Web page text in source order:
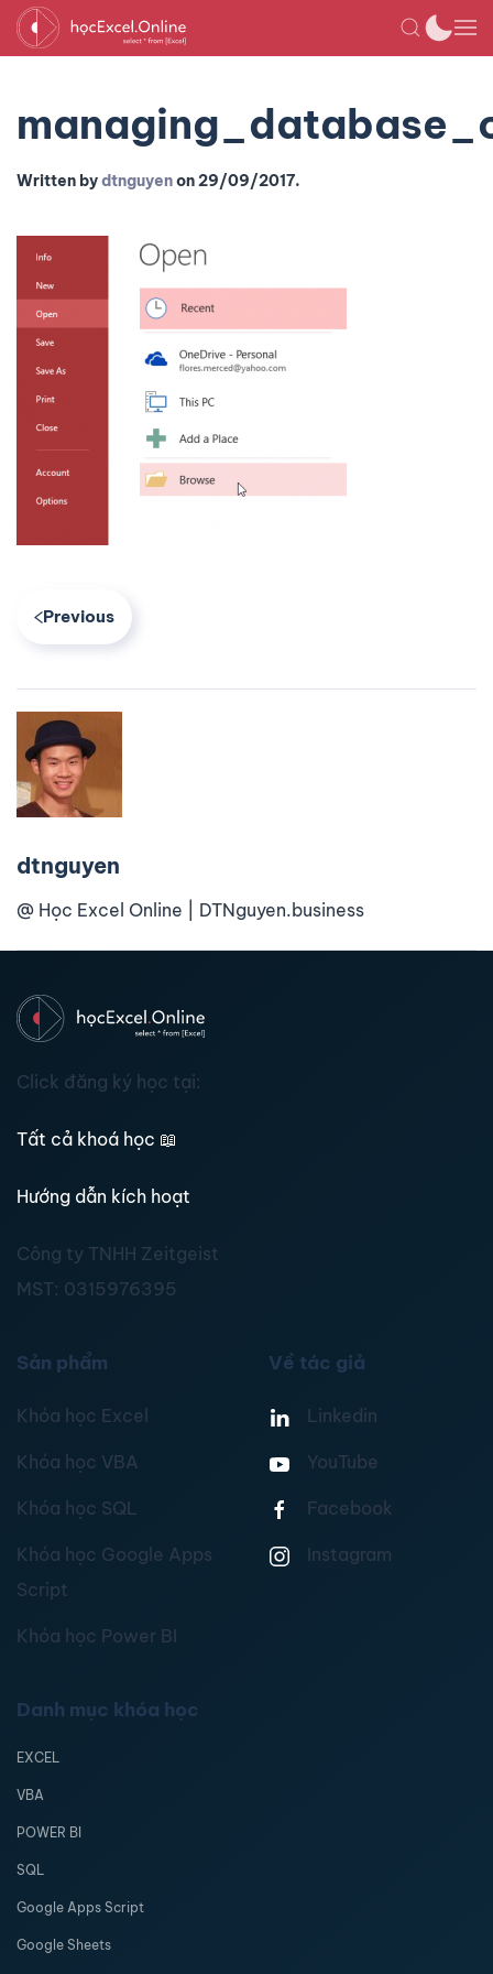
Written bydtnguyenon29/09/2017.
Previous
dtnguyen
@ Học Excel Online | DTNguyen.business
Click đăng ký học tại:
Tất cả khoá học 📖
Hướng dẫn kích hoạt
Công ty TNHH Zeitgeist
MST: 0315976395
Sản phẩm
Khóa học Excel
Khóa học VBA
Khóa học SQL
Khóa học Google Apps
Script
Khóa học Power BI
Về tác giả
Linkedin
YouTube
Facebook
Instagram
Danh mục khóa học
EXCEL
VBA
POWER BI
SQL
Google Apps Script
Google Sheets